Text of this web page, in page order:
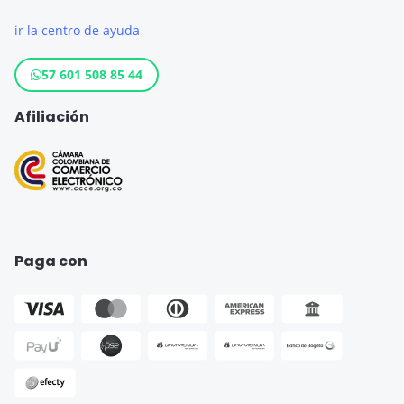
Crédito Hipotecario
Crédito de Consumo
Cuenta de ahorro
Seguro para Motos
ir la centro de ayuda
57 601 508 85 44
Afiliación
Paga con